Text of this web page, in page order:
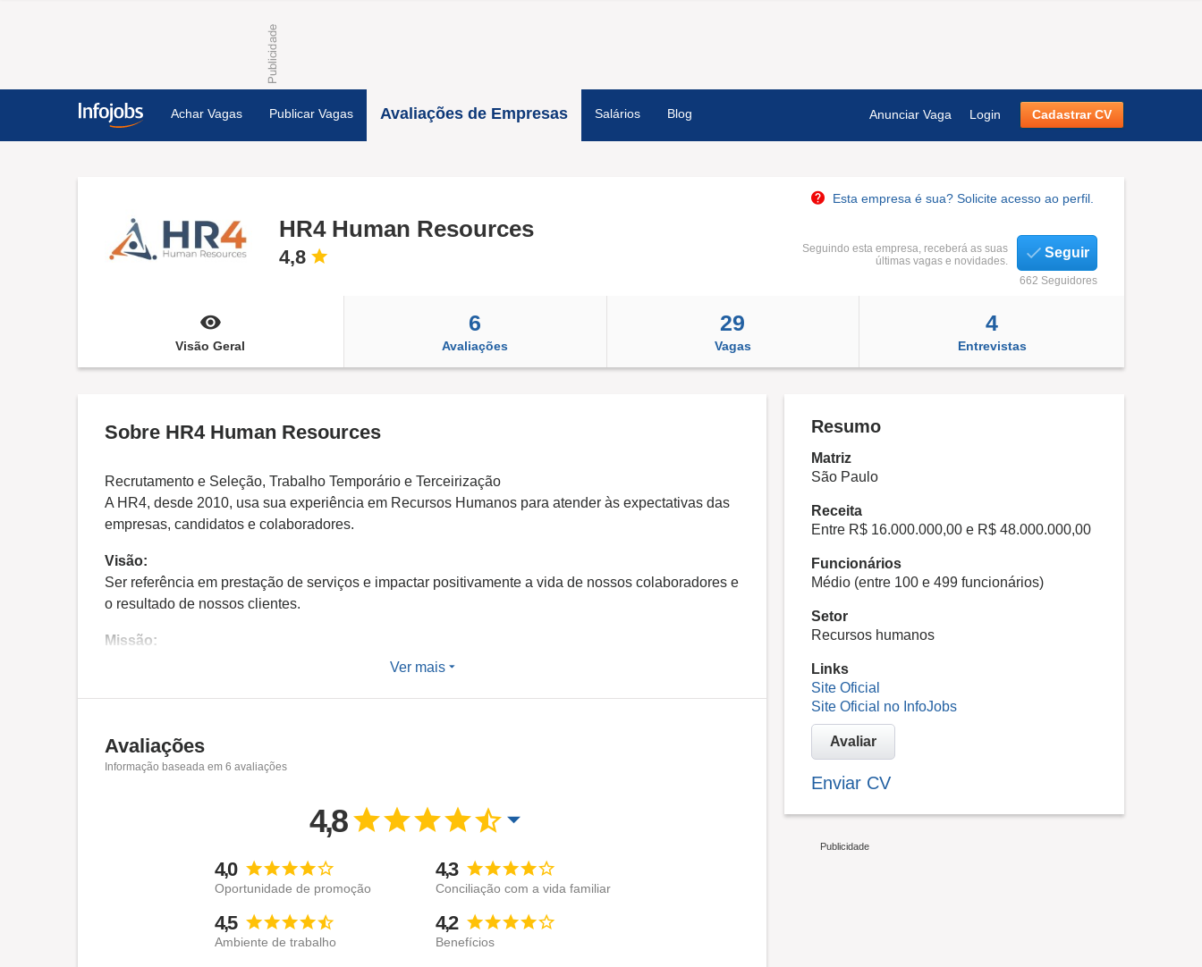
Achar Vagas Publicar Vagas Avaliações de Empresas Salários Blog Anunciar Vaga Login Cadastrar CV
Esta empresa é sua? Solicite acesso ao perfil.
HR4 Human Resources
4,8
Seguindo esta empresa, receberá as suas
últimas vagas e novidades.
Seguir
662 Seguidores
Visão Geral
6
Avaliações
29
Vagas
4
Entrevistas
Sobre HR4 Human Resources
Recrutamento e Seleção, Trabalho Temporário e Terceirização
A HR4, desde 2010, usa sua experiência em Recursos Humanos para atender às expectativas das
empresas, candidatos e colaboradores.
Visão:
Ser referência em prestação de serviços e impactar positivamente a vida de nossos colaboradores e
o resultado de nossos clientes.
Missão:
Queremos viabilizar conexões prósperas e duradouras entre pessoas e empresas.
Ver mais
Avaliações
Informação baseada em 6 avaliações
4,8
4,0
Oportunidade de promoção
4,3
Conciliação com a vida familiar
4,5
Ambiente de trabalho
4,2
Benefícios
Resumo
Matriz
São Paulo
Receita
Entre R$ 16.000.000,00 e R$ 48.000.000,00
Funcionários
Médio (entre 100 e 499 funcionários)
Setor
Recursos humanos
Links
Site Oficial
Site Oficial no InfoJobs
Avaliar
Enviar CV